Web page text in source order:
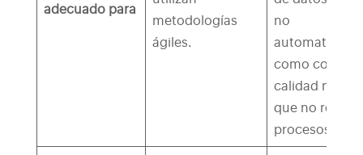
adecuado para
metodologías
ágiles.
no
como control
calidad
que no
procesos